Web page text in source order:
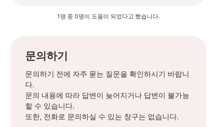
1명 중 0명이 도움이 되었다고 했습니다.
문의하기
문의하기 전에 자주 묻는 질문을 확인하시기 바랍니
다.
문의 내용에 따라 답변이 늦어지거나 답변이 불가능
할 수 있습니다.
또한, 전화로 문의하실 수 있는 창구는 없습니다.